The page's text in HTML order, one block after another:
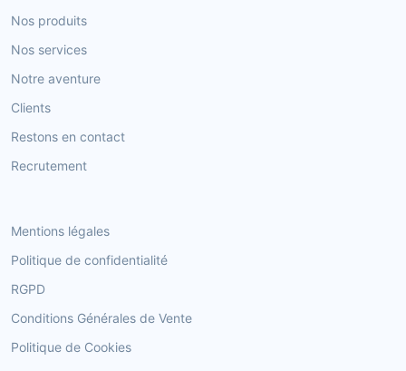
Nos produits
Nos services
Notre aventure
Clients
Restons en contact
Recrutement
Mentions légales
Politique de confidentialité
RGPD
Conditions Générales de Vente
Politique de Cookies